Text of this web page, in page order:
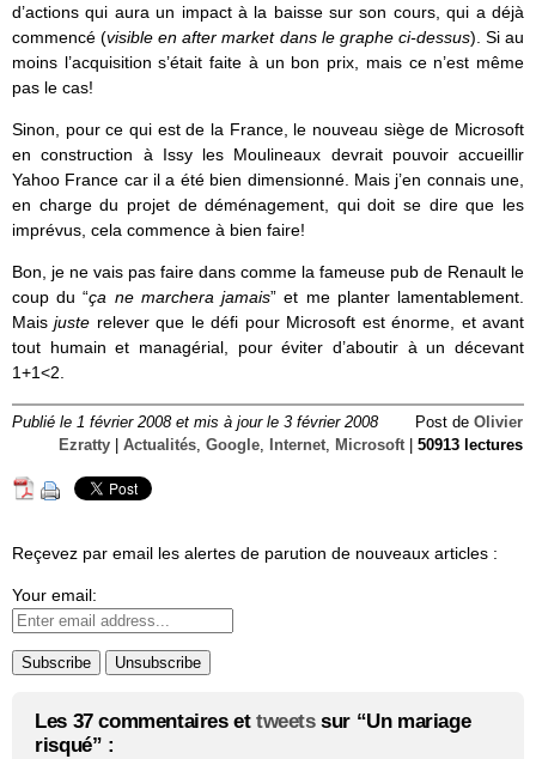
d’actions qui aura un impact à la baisse sur son cours, qui a déjà
commencé (visible en after market dans le graphe ci-dessus). Si au
moins l’acquisition s’était faite à un bon prix, mais ce n’est même
pas le cas!
Sinon, pour ce qui est de la France, le nouveau siège de Microsoft
en construction à Issy les Moulineaux devrait pouvoir accueillir
Yahoo France car il a été bien dimensionné. Mais j’en connais une,
en charge du projet de déménagement, qui doit se dire que les
imprévus, cela commence à bien faire!
Bon, je ne vais pas faire dans comme la fameuse pub de Renault le
coup du “ça ne marchera jamais” et me planter lamentablement.
Maisjuste relever que le défi pour Microsoft est énorme, et avant
tout humain et managérial, pour éviter d’aboutir à un décevant
1+1<2.
Publié le 1 février 2008 et mis à jour le 3 février 2008 Post de Olivier
Ezratty
Actualités, Google, Internet, Microsoft| 50913 lectures
Reçevez par email les alertes de parution de nouveaux articles :
Your email:
Les 37 commentaires et tweetssur “Un mariage
risqué” :